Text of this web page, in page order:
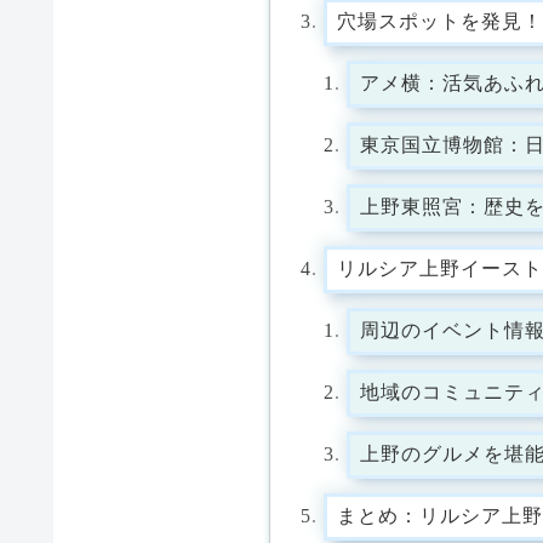
穴場スポットを発見
アメ横：活気あふ
東京国立博物館：
上野東照宮：歴史
リルシア上野イース
周辺のイベント情
地域のコミュニテ
上野のグルメを堪
まとめ：リルシア上